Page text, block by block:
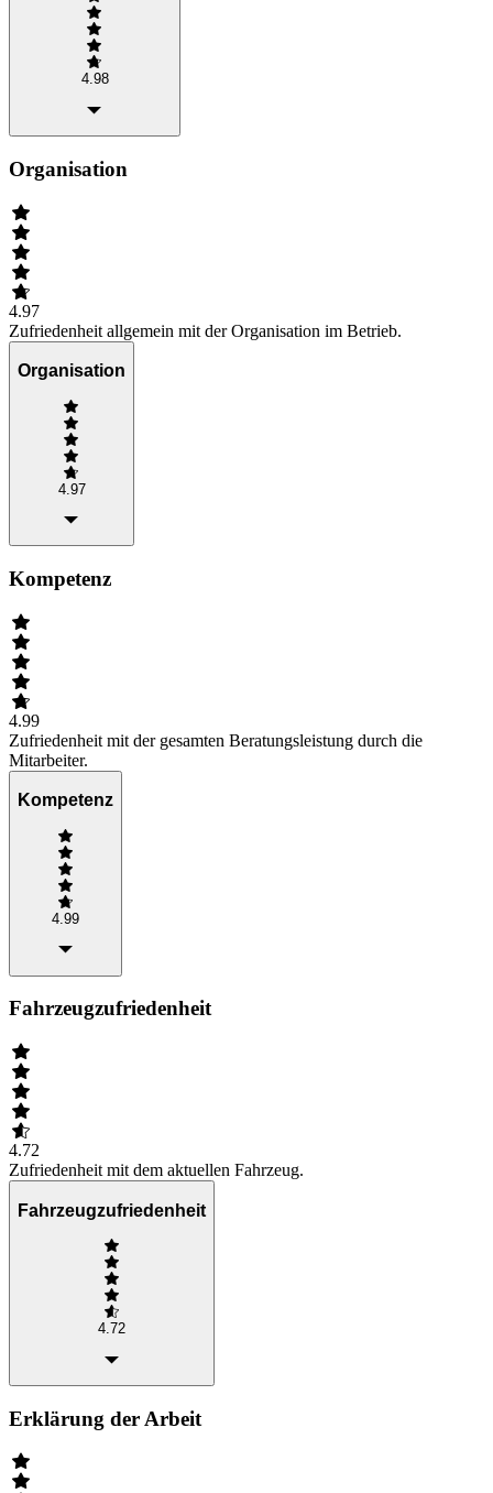
4.98
Organisation
4.97
Zufriedenheit allgemein mit der Organisation im Betrieb.
Organisation
4.97
Kompetenz
4.99
Zufriedenheit mit der gesamten Beratungsleistung durch die
Mitarbeiter.
Kompetenz
4.99
Fahrzeugzufriedenheit
4.72
Zufriedenheit mit dem aktuellen Fahrzeug.
Fahrzeugzufriedenheit
4.72
Erklärung der Arbeit